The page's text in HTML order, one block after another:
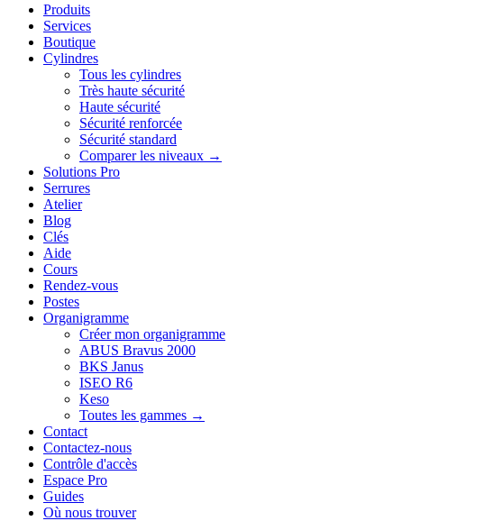
Produits
Services
Boutique
Cylindres
Tous les cylindres
Très haute sécurité
Haute sécurité
Sécurité renforcée
Sécurité standard
Comparer les niveaux →
Solutions Pro
Serrures
Atelier
Blog
Clés
Aide
Cours
Rendez-vous
Postes
Organigramme
Créer mon organigramme
ABUS Bravus 2000
BKS Janus
ISEO R6
Keso
Toutes les gammes →
Contact
Contactez-nous
Contrôle d'accès
Espace Pro
Guides
Où nous trouver